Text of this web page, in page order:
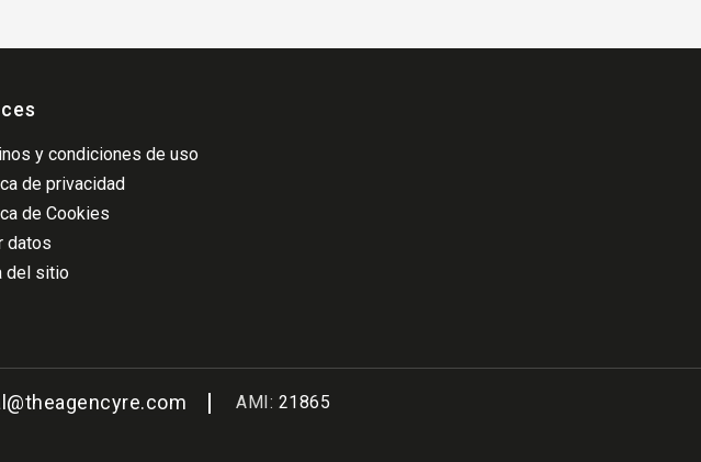
y condiciones de uso
de privacidad
de Cookies
datos
del sitio
AMI: 21865